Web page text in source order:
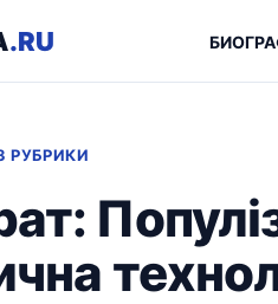
.RU
РУБРИКИ